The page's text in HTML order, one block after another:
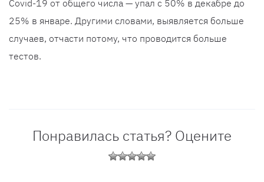
Covid-19 от общего числа — упал с 50% в декабре до
25% в январе. Другими словами, выявляется больше
случаев, отчасти потому, что проводится больше
тестов.
Понравилась статья? Оцените